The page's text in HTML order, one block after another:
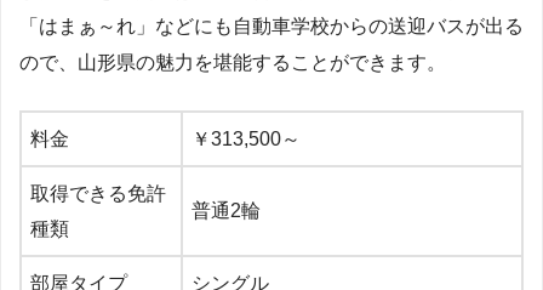
「はまぁ～れ」などにも自動車学校からの送迎バスが出る
ので、山形県の魅力を堪能することができます。
料金 ￥313,500～
取得できる免許
種類
普通2輪
部屋タイプ シングル